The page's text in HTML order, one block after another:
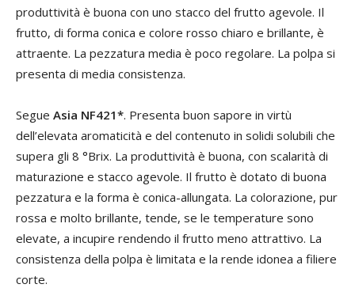
produttività è buona con uno stacco del frutto agevole. Il
frutto, di forma conica e colore rosso chiaro e brillante, è
attraente. La pezzatura media è poco regolare. La polpa si
presenta di media consistenza.
Segue Asia NF421*. Presenta buon sapore in virtù
dell’elevata aromaticità e del contenuto in solidi solubili che
supera gli 8 °Brix. La produttività è buona, con scalarità di
maturazione e stacco agevole. Il frutto è dotato di buona
pezzatura e la forma è conica-allungata. La colorazione, pur
rossa e molto brillante, tende, se le temperature sono
elevate, a incupire rendendo il frutto meno attrattivo. La
consistenza della polpa è limitata e la rende idonea a filiere
corte.